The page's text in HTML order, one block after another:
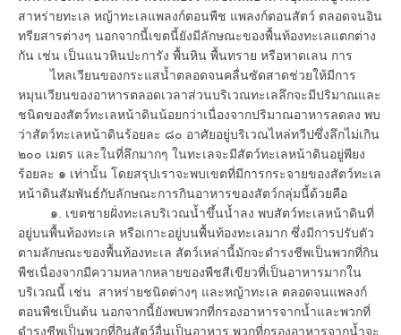
สาหร่ายทะเล หญ้าทะเลแพลงก์ตอนพืช แพลงก์ตอนสัตว์ ตลอดจนอิน
ทรียสารต่างๆ นอกจากนี้เขตนี้ยังมีลักษณะของพื้นท้องทะเลแตกต่าง
กัน เช่น เป็นแนวหินปะการัง พื้นหิน พื้นทราย หรือหาดเลน การ
ไหลเวียนของกระแสน้ำตลอดจนคลื่นซัดสาดช่วยให้มีการ
หมุนเวียนของอาหารตลอดเวลาส่วนบริเวณทะเลลึกจะมีปริมาณและ
ชนิดของสัตว์ทะเลหน้าดินน้อยกว่าเนื่องจากปริมาณอาหารลดลง พบ
ว่าสัตว์ทะเลหน้าดินร้อยละ ๘๐ อาศัยอยู่บริเวณไหล่ทวีปซึ่งลึกไม่เกิน
๒๐๐ เมตร และในที่ลึกมากๆ ในทะเลจะมีสัตว์ทะเลหน้าดินอยู่พียง
ร้อยละ ๑ เท่านั้น โดยสรุปเราจะพบเขตที่มีการกระจายของสัตว์ทะเล
หน้าดินสัมพันธ์กับลักษณะการกินอาหารของสัตว์กลุ่มนี้ด้วยคือ
๑. เขตชายฝั่งทะเลบริเวณน้ำขึ้นน้ำลง พบสัตว์ทะเลหน้าดินที่
อยู่บนพื้นท้องทะเล หรือเกาะอยู่บนพื้นท้องทะเลมาก ซึ่งมีการปรับตัว
ตามลักษณะของพื้นท้องทะเล สัตว์เหล่านี้มักจะดำรงชีพเป็นพวกที่กิน
พืชเนื่องจากมีความหลากหลายของพืชสีเขียวที่เป็นอาหารมากใน
บริเวณนี้ เช่น สาหร่ายชนิดต่างๆ และหญ้าทะเล ตลอดจนแพลงก์
ตอนพืชเป็นต้น นอกจากนี้ยังพบพวกที่กรองอาหารจากน้ำและพวกที่
ดำรงชีพเป็นพวกที่กินสัตว์อื่นเป็นอาหาร พวกที่กรองอาหารจากน้ำจะ